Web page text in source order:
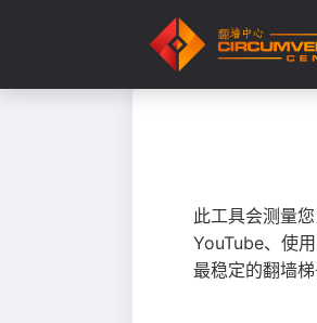
此工具会测量
YouTube、使
最稳定的翻墙梯